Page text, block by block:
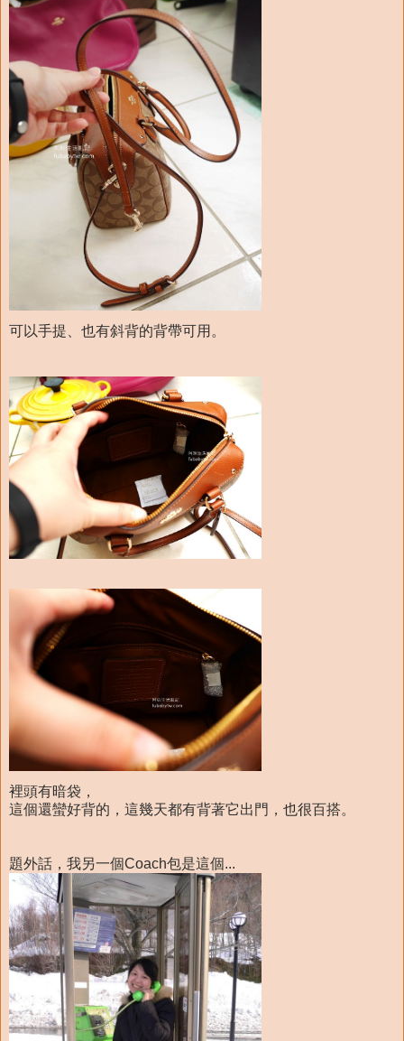
可以手提、也有斜背的背帶可用。
裡頭有暗袋，
這個還蠻好背的，這幾天都有背著它出門，也很百搭。
題外話，我另一個Coach包是這個...